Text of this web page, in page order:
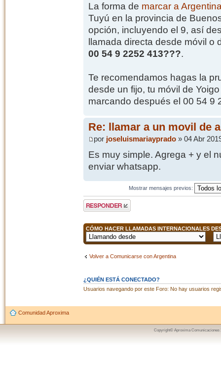
La forma de marcar a
Tuyú en la provincia de
opción, incluyendo el 9, así
llamada directa desde móvil o
00 54 9 2252 413???.
Te recomendamos hagas la
desde un fijo, tu móvil de
marcando después el 00 54 9
Re: llamar a un movil de
por joseluismariayprado» 04 Abr
Es muy simple. Agrega + y el
enviar whatsapp.
Mostrar mensajes previos:
Publicar una
respuesta
CÓMO HACER LLAMADAS INTERNACIONALES
Volver a Comunicarse con Argentina
¿QUIÉN ESTÁ CONECTADO?
Usuarios navegando por este Foro: No hay usuarios
Comunidad Aproxima
Copyright© Aproxima Comunicaciones